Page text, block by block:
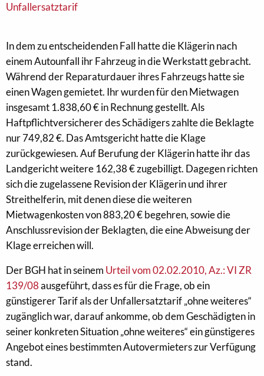
Unfallersatztarif
In dem zu entscheidenden Fall hatte die Klägerin nach
einem Autounfall ihr Fahrzeug in die Werkstatt gebracht.
Während der Reparaturdauer ihres Fahrzeugs hatte sie
einen Wagen gemietet. Ihr wurden für den Mietwagen
insgesamt 1.838,60 € in Rechnung gestellt. Als
Haftpflichtversicherer des Schädigers zahlte die Beklagte
nur 749,82 €. Das Amtsgericht hatte die Klage
zurückgewiesen. Auf Berufung der Klägerin hatte ihr das
Landgericht weitere 162,38 € zugebilligt. Dagegen richten
sich die zugelassene Revision der Klägerin und ihrer
Streithelferin, mit denen diese die weiteren
Mietwagenkosten von 883,20 € begehren, sowie die
Anschlussrevision der Beklagten, die eine Abweisung der
Klage erreichen will.
Der BGH hat in seinem Urteil vom 02.02.2010, Az.: VI ZR
139/08ausgeführt, dass es für die Frage, ob ein
günstigerer Tarif als der Unfallersatztarif „ohne weiteres“
zugänglich war, darauf ankomme, ob dem Geschädigten in
seiner konkreten Situation „ohne weiteres“ ein günstigeres
Angebot eines bestimmten Autovermieters zur Verfügung
stand.